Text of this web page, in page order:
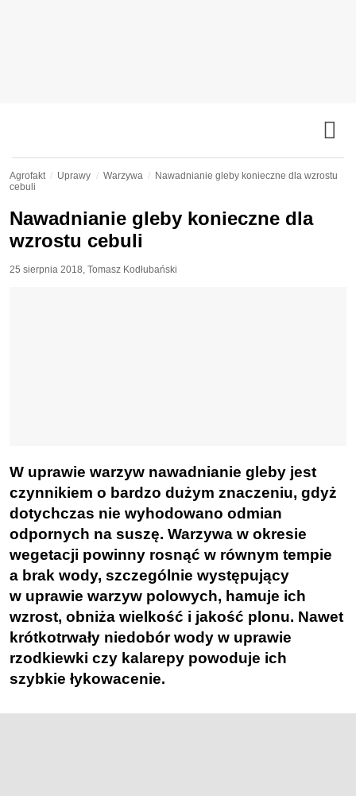
Agrofakt Uprawy Warzywa
Nawadnianie gleby konieczne dla wzrostu
cebuli
Nawadnianie gleby konieczne dla
wzrostu cebuli
25 sierpnia 2018, Tomasz Kodłubański
W uprawie warzyw nawadnianie gleby jest
czynnikiem o bardzo dużym znaczeniu, gdyż
dotychczas nie wyhodowano odmian
odpornych na suszę. Warzywa w okresie
wegetacji powinny rosnąć w równym tempie
a brak wody, szczególnie występujący
w uprawie warzyw polowych, hamuje ich
wzrost, obniża wielkość i jakość plonu. Nawet
krótkotrwały niedobór wody w uprawie
rzodkiewki czy kalarepy powoduje ich
szybkie łykowacenie.